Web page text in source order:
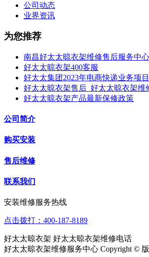
公司动态
业界资讯
为您推荐
南昌好太太晾衣架维修售后服务中心
好太太晾衣架400客服
好太太集团2023年电商快递业务项
好太太晾衣架售后_好太太晾衣架维
好太太晾衣架产品最新保修政策
公司简介
购买安装
售后维修
联系我们
安装维修服务热线
点击拨打：400-187-8189
好太太晾衣架 好太太晾衣架维修电话
好太太晾衣架维修服务中心 Copyright ©